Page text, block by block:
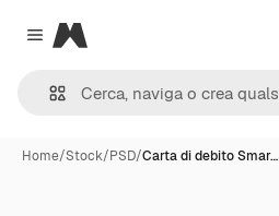
Close menu
Magnific
Home/Stock/PSD/Carta di debito Smar…